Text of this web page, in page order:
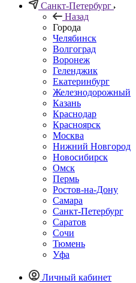
Санкт-Петербург
Назад
Города
Челябинск
Волгоград
Воронеж
Геленджик
Екатеринбург
Железнодорожный
Казань
Краснодар
Красноярск
Москва
Нижний Новгород
Новосибирск
Омск
Пермь
Ростов-на-Дону
Самара
Санкт-Петербург
Саратов
Сочи
Тюмень
Уфа
Личный кабинет